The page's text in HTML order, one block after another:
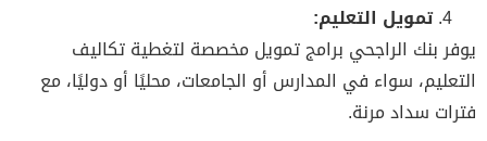
تمويل التعليم:
يوفر بنك الراجحي برامج تمويل مخصصة لتغطية تكاليف
التعليم، سواء في المدارس أو الجامعات، محليًا أو دوليًا، مع
فترات سداد مرنة.